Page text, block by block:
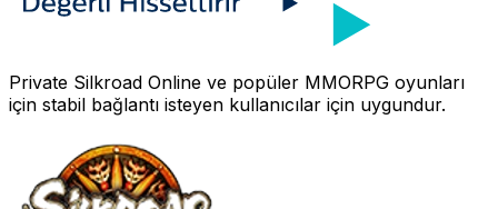
Private Silkroad Online ve popüler MMORPG oyunları
için stabil bağlantı isteyen kullanıcılar için uygundur.